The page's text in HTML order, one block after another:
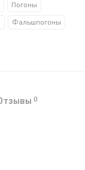
Погоны
Фальшпогоны
0